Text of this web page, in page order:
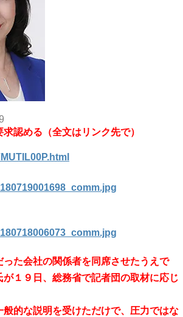
認める（全文はリンク先で）
た会社の関係者を同席させたうえで
１９日、総務省で記者団の取材に応じ
的な説明を受けただけで、圧力ではな